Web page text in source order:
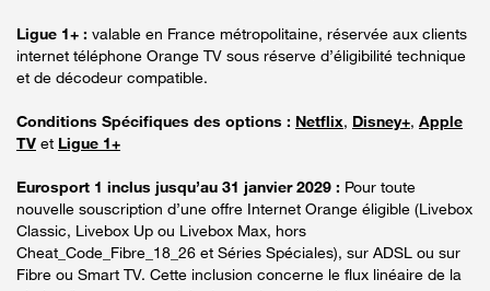
Ligue 1+ : valable en France métropolitaine, réservée aux clients
internet téléphone Orange TV sous réserve d’éligibilité technique
et de décodeur compatible.
Conditions Spécifiques des options : Netflix, Disney+, Apple
TV et Ligue 1+
Eurosport 1 inclus jusqu’au 31 janvier 2029 : Pour toute
nouvelle souscription d’une offre Internet Orange éligible (Livebox
Classic, Livebox Up ou Livebox Max, hors
Cheat_Code_Fibre_18_26 et Séries Spéciales), sur ADSL ou sur
Fibre ou Smart TV. Cette inclusion concerne le flux linéaire de la